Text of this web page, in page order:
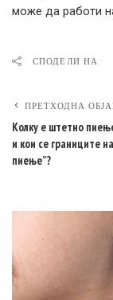
може да работи
СПОДЕЛИ НА
ПРЕТХОДНА
Колку е штетно
и кои се границите
пиење”?